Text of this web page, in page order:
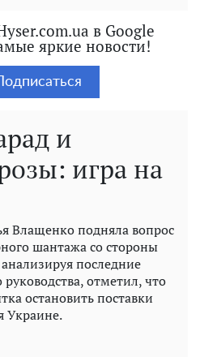
в Google
яркие новости!
Подписаться
и
игра на
Влащенко подняла вопрос
шантажа со стороны
последние
руководства, отметил, что
остановить поставки
Украине.